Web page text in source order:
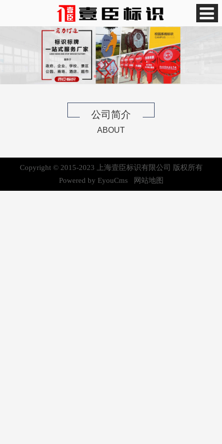
公司简介
ABOUT
Copyright © 2015-2023 上海壹臣标识有限公司 版权所有
Powered by EyouCms
网站地图